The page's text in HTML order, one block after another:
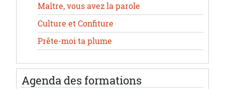
Maître, vous avez la parole
Culture et Confiture
Prête-moi ta plume
Agenda des formations